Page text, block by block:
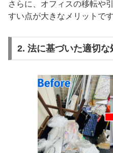
さらに、オフィスの移転や
すい点が大きなメリットです
2. 法に基づいた適切な